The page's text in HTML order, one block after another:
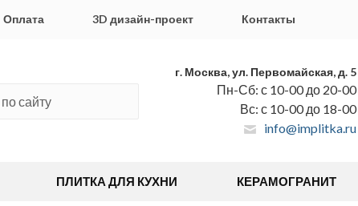
Оплата 3D дизайн-проект Контакты
г. Москва, ул. Первомайская, д. 5
Пн-Сб: с 10-00 до 20-00
Вс: с 10-00 до 18-00
info@implitka.ru
ПЛИТКА ДЛЯ КУХНИ КЕРАМОГРАНИТ